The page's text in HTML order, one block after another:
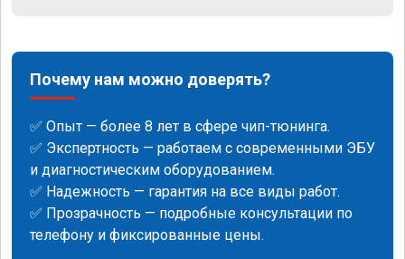
Почему нам можно доверять?
✅ Опыт — более 8 лет в сфере чип-тюнинга.
✅ Экспертность — работаем с современными ЭБУ
и диагностическим оборудованием.
✅ Надежность — гарантия на все виды работ.
✅ Прозрачность — подробные консультации по
телефону и фиксированные цены.